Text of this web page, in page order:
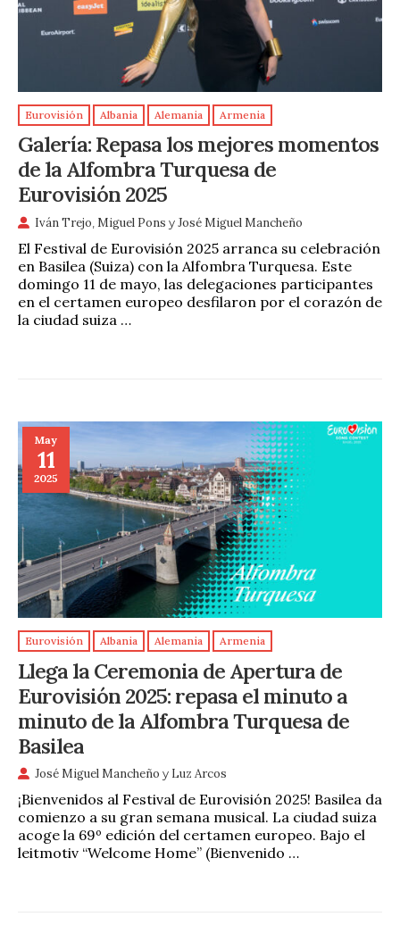
Eurovisión Albania Alemania Armenia
Galería: Repasa los mejores momentos
de la Alfombra Turquesa de
Eurovisión 2025
Iván Trejo Miguel Pons yJosé Miguel Mancheño
El Festival de Eurovisión 2025 arranca su celebración
en Basilea (Suiza) con la Alfombra Turquesa. Este
domingo 11 de mayo, las delegaciones participantes
en el certamen europeo desfilaron por el corazón de
la ciudad suiza …
May
11
2025
Eurovisión Albania Alemania Armenia
Llega la Ceremonia de Apertura de
Eurovisión 2025: repasa el minuto a
minuto de la Alfombra Turquesa de
Basilea
José Miguel Mancheño y Luz Arcos
¡Bienvenidos al Festival de Eurovisión 2025! Basilea da
comienzo a su gran semana musical. La ciudad suiza
acoge la 69º edición del certamen europeo. Bajo el
leitmotiv “Welcome Home” (Bienvenido …